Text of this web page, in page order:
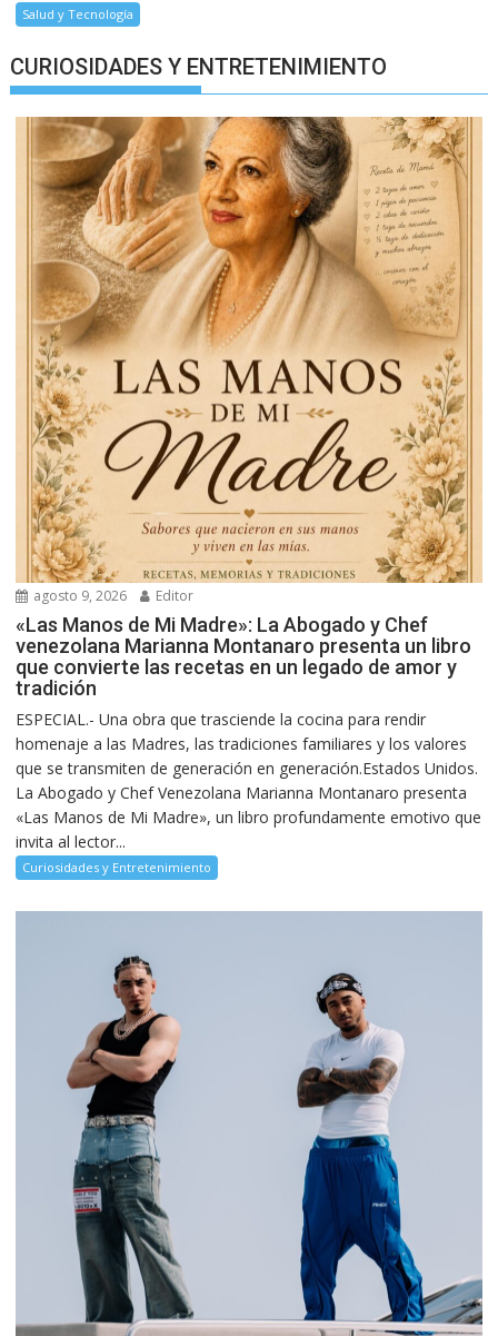
Salud y Tecnología
CURIOSIDADES Y ENTRETENIMIENTO
agosto 9, 2026 Editor
«Las Manos de Mi Madre»: La Abogado y Chef
venezolana Marianna Montanaro presenta un libro
que convierte las recetas en un legado de amor y
tradición
ESPECIAL.- Una obra que trasciende la cocina para rendir
homenaje a las Madres, las tradiciones familiares y los valores
que se transmiten de generación en generación.Estados Unidos.
La Abogado y Chef Venezolana Marianna Montanaro presenta
«Las Manos de Mi Madre», un libro profundamente emotivo que
invita al lector...
Curiosidades y Entretenimiento